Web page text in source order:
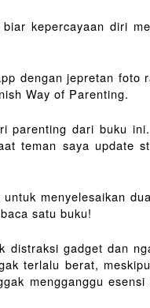
kepercayaan diri
dengan jepretan foto
Way of Parenting.
parenting dari buku
teman saya update
menyelesaikan
satu buku!
distraksi gadget dan
terlalu berat,
mengganggu